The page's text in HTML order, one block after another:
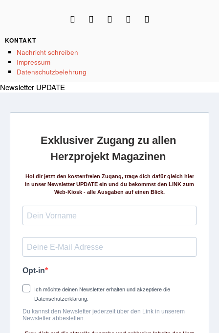
KONTAKT
Nachricht schreiben
Impressum
Datenschutzbelehrung
Newsletter UPDATE